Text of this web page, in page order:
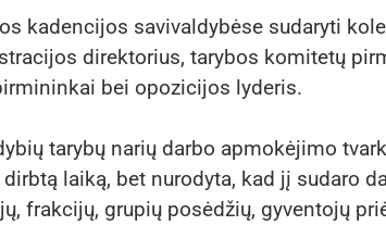
kadencijos savivaldybėse sudaryti
direktorius, tarybos komitetų
bei opozicijos lyderis.
tarybų narių darbo apmokėjimo
laiką, bet nurodyta, kad jį sudaro
frakcijų, grupių posėdžių, gyventojų